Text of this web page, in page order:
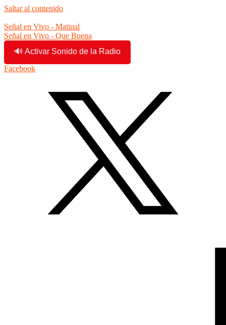
Saltar al contenido
Señal en Vivo - Matinal
Señal en Vivo - Que Buena
🔊 Activar Sonido de la Radio
Facebook